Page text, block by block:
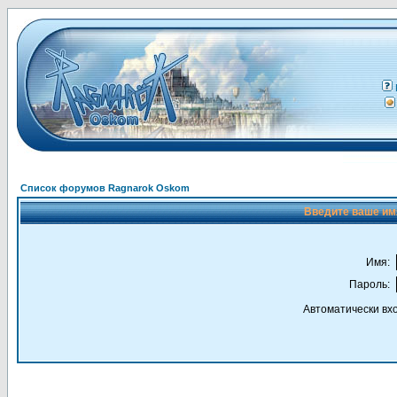
Список форумов Ragnarok Oskom
Введите ваше
Имя:
Пароль:
Автоматически